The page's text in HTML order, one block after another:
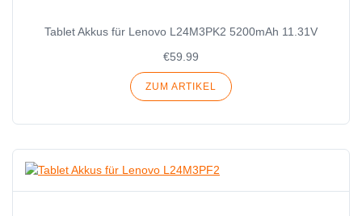
Tablet Akkus für Lenovo L24M3PK2 5200mAh 11.31V
€59.99
ZUM ARTIKEL